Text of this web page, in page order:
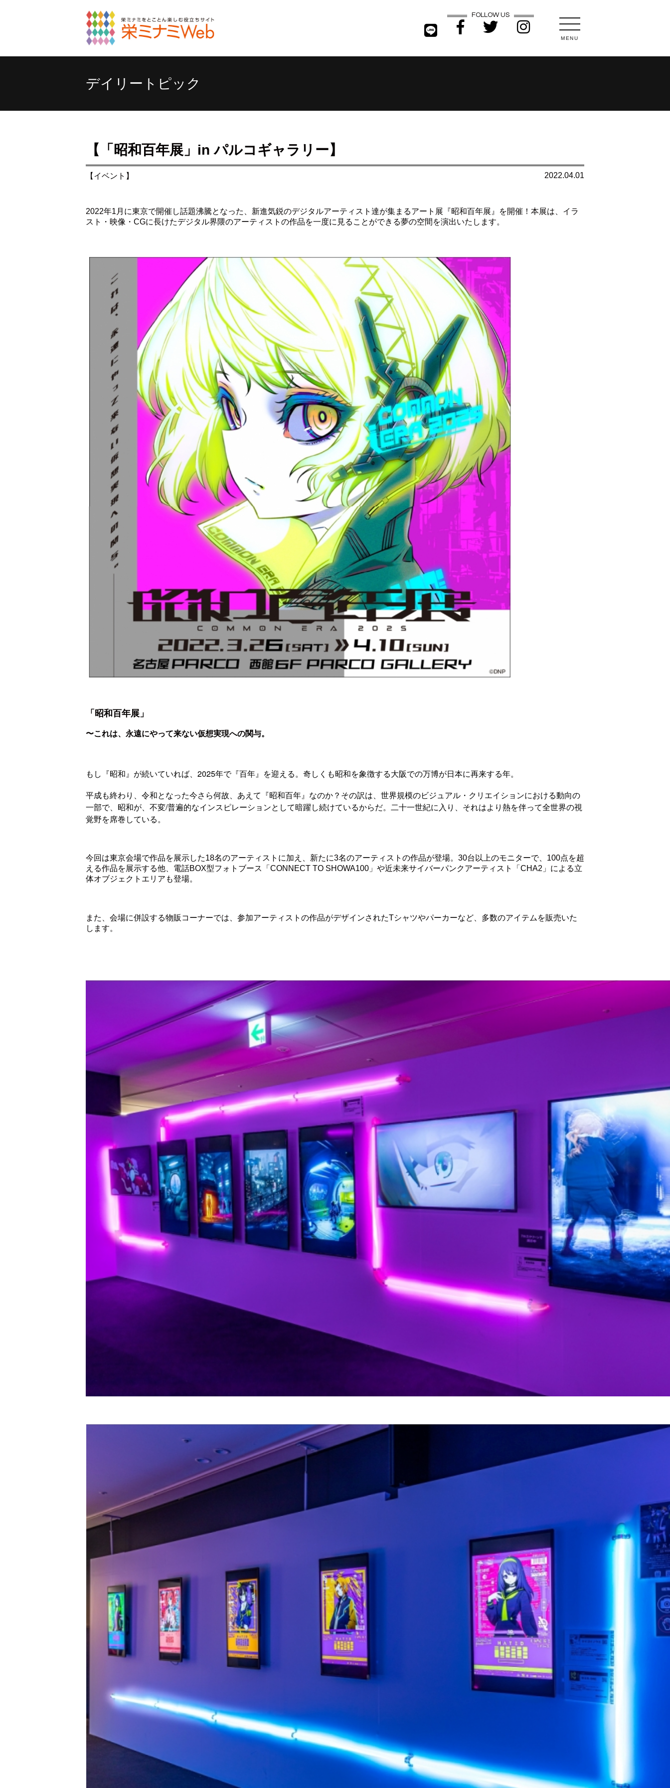
MENU
FOLLOW US
デイリートピック
【「昭和百年展」in パルコギャラリー】
【イベント】 2022.04.01
2022年1月に東京で開催し話題沸騰となった、新進気鋭のデジタルアーティスト達が集まるアート展『昭和百年展』を開催！本展は、イラ
スト・映像・CGに長けたデジタル界隈のアーティストの作品を一度に見ることができる夢の空間を演出いたします。
「昭和百年展」
〜これは、永遠にやって来ない仮想実現への関与。
もし『昭和』が続いていれば、2025年で『百年』を迎える。奇しくも昭和を象徴する大阪での万博が日本に再来する年。
平成も終わり、令和となった今さら何故、あえて『昭和百年』なのか？その訳は、世界規模のビジュアル・クリエイションにおける動向の
一部で、昭和が、不変/普遍的なインスピレーションとして暗躍し続けているからだ。二十一世紀に入り、それはより熱を伴って全世界の視
覚野を席巻している。
今回は東京会場で作品を展示した18名のアーティストに加え、新たに3名のアーティストの作品が登場。30台以上のモニターで、100点を超
える作品を展示する他、電話BOX型フォトブース「CONNECT TO SHOWA100」や近未来サイバーパンクアーティスト「CHA2」による立
体オブジェクトエリアも登場。
また、会場に併設する物販コーナーでは、参加アーティストの作品がデザインされたTシャツやパーカーなど、多数のアイテムを販売いた
します。